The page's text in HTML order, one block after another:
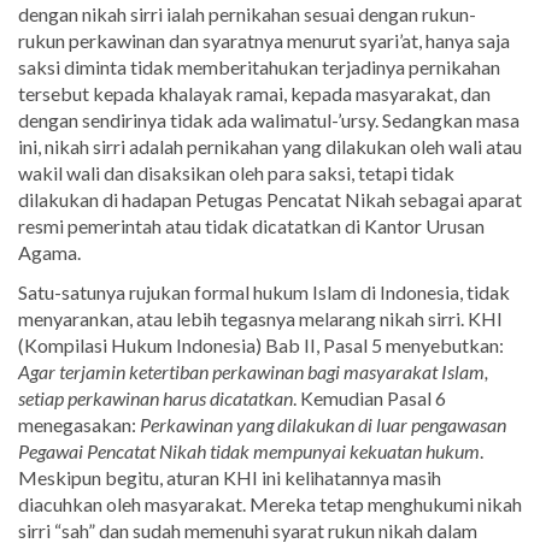
dengan nikah sirri ialah pernikahan sesuai dengan rukun-
rukun perkawinan dan syaratnya menurut syari’at, hanya saja
saksi diminta tidak memberitahukan terjadinya pernikahan
tersebut kepada khalayak ramai, kepada masyarakat, dan
dengan sendirinya tidak ada walimatul-’ursy. Sedangkan masa
ini, nikah sirri adalah pernikahan yang dilakukan oleh wali atau
wakil wali dan disaksikan oleh para saksi, tetapi tidak
dilakukan di hadapan Petugas Pencatat Nikah sebagai aparat
resmi pemerintah atau tidak dicatatkan di Kantor Urusan
Agama.
Satu-satunya rujukan formal hukum Islam di Indonesia, tidak
menyarankan, atau lebih tegasnya melarang nikah sirri. KHI
(Kompilasi Hukum Indonesia) Bab II, Pasal 5 menyebutkan:
Agar terjamin ketertiban perkawinan bagi masyarakat Islam,
setiap perkawinan harus dicatatkan . Kemudian Pasal 6
menegasakan: Perkawinan yang dilakukan di luar pengawasan
Pegawai Pencatat Nikah tidak mempunyai kekuatan hukum
Meskipun begitu, aturan KHI ini kelihatannya masih
diacuhkan oleh masyarakat. Mereka tetap menghukumi nikah
sirri “sah” dan sudah memenuhi syarat rukun nikah dalam